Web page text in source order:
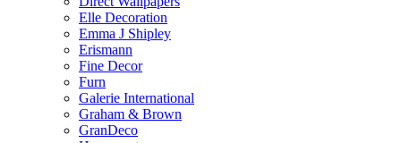
Elle Decoration
Emma J Shipley
Erismann
Fine Decor
Furn
Galerie International
Graham & Brown
GranDeco